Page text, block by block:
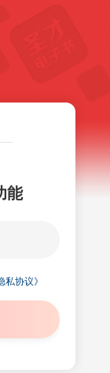
能
私协议》